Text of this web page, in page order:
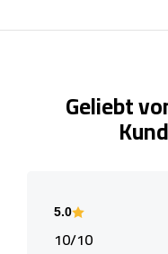
Geliebt
5.0
10/10